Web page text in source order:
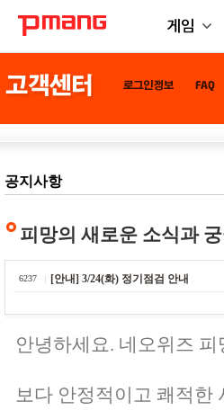
게임
공지사항
피망의 새로운 소식과
6237 [안내] 3/24(화) 정기점검 안내
안녕하세요. 네오위즈 피
보다 안정적이고 쾌적한